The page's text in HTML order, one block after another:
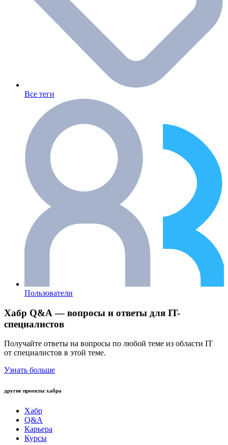
Все теги
Пользователи
Хабр Q&A — вопросы и ответы для IT-
специалистов
Получайте ответы на вопросы по любой теме из области IT
от специалистов в этой теме.
Узнать больше
другие проекты хабра
Хабр
Q&A
Карьера
Курсы